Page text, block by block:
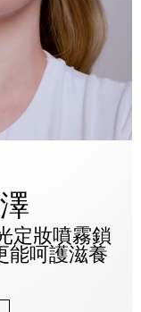
定妝噴霧鎖
能呵護滋養